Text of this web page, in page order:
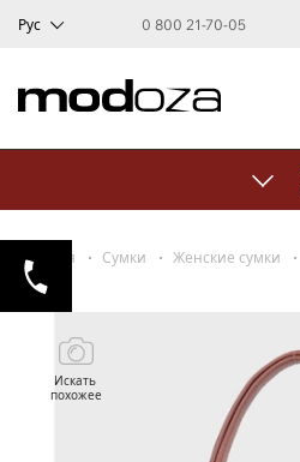
Рус 0 800 21-70-05
Главная Сумки Женские сумки
Искать
похожее